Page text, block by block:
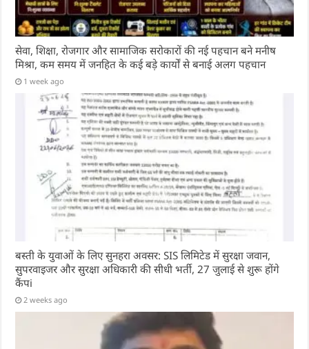
सेवा, शिक्षा, रोजगार और सामाजिक सरोकारों की नई पहचान बने मनीष
मिश्रा, कम समय में जनहित के कई बड़े कार्यों से बनाई अलग पहचान
1 week ago
बस्ती के युवाओं के लिए सुनहरा अवसर: SIS लिमिटेड में सुरक्षा जवान,
सुपरवाइजर और सुरक्षा अधिकारी की सीधी भर्ती, 27 जुलाई से शुरू होंगे
कैंपi
2 weeks ago